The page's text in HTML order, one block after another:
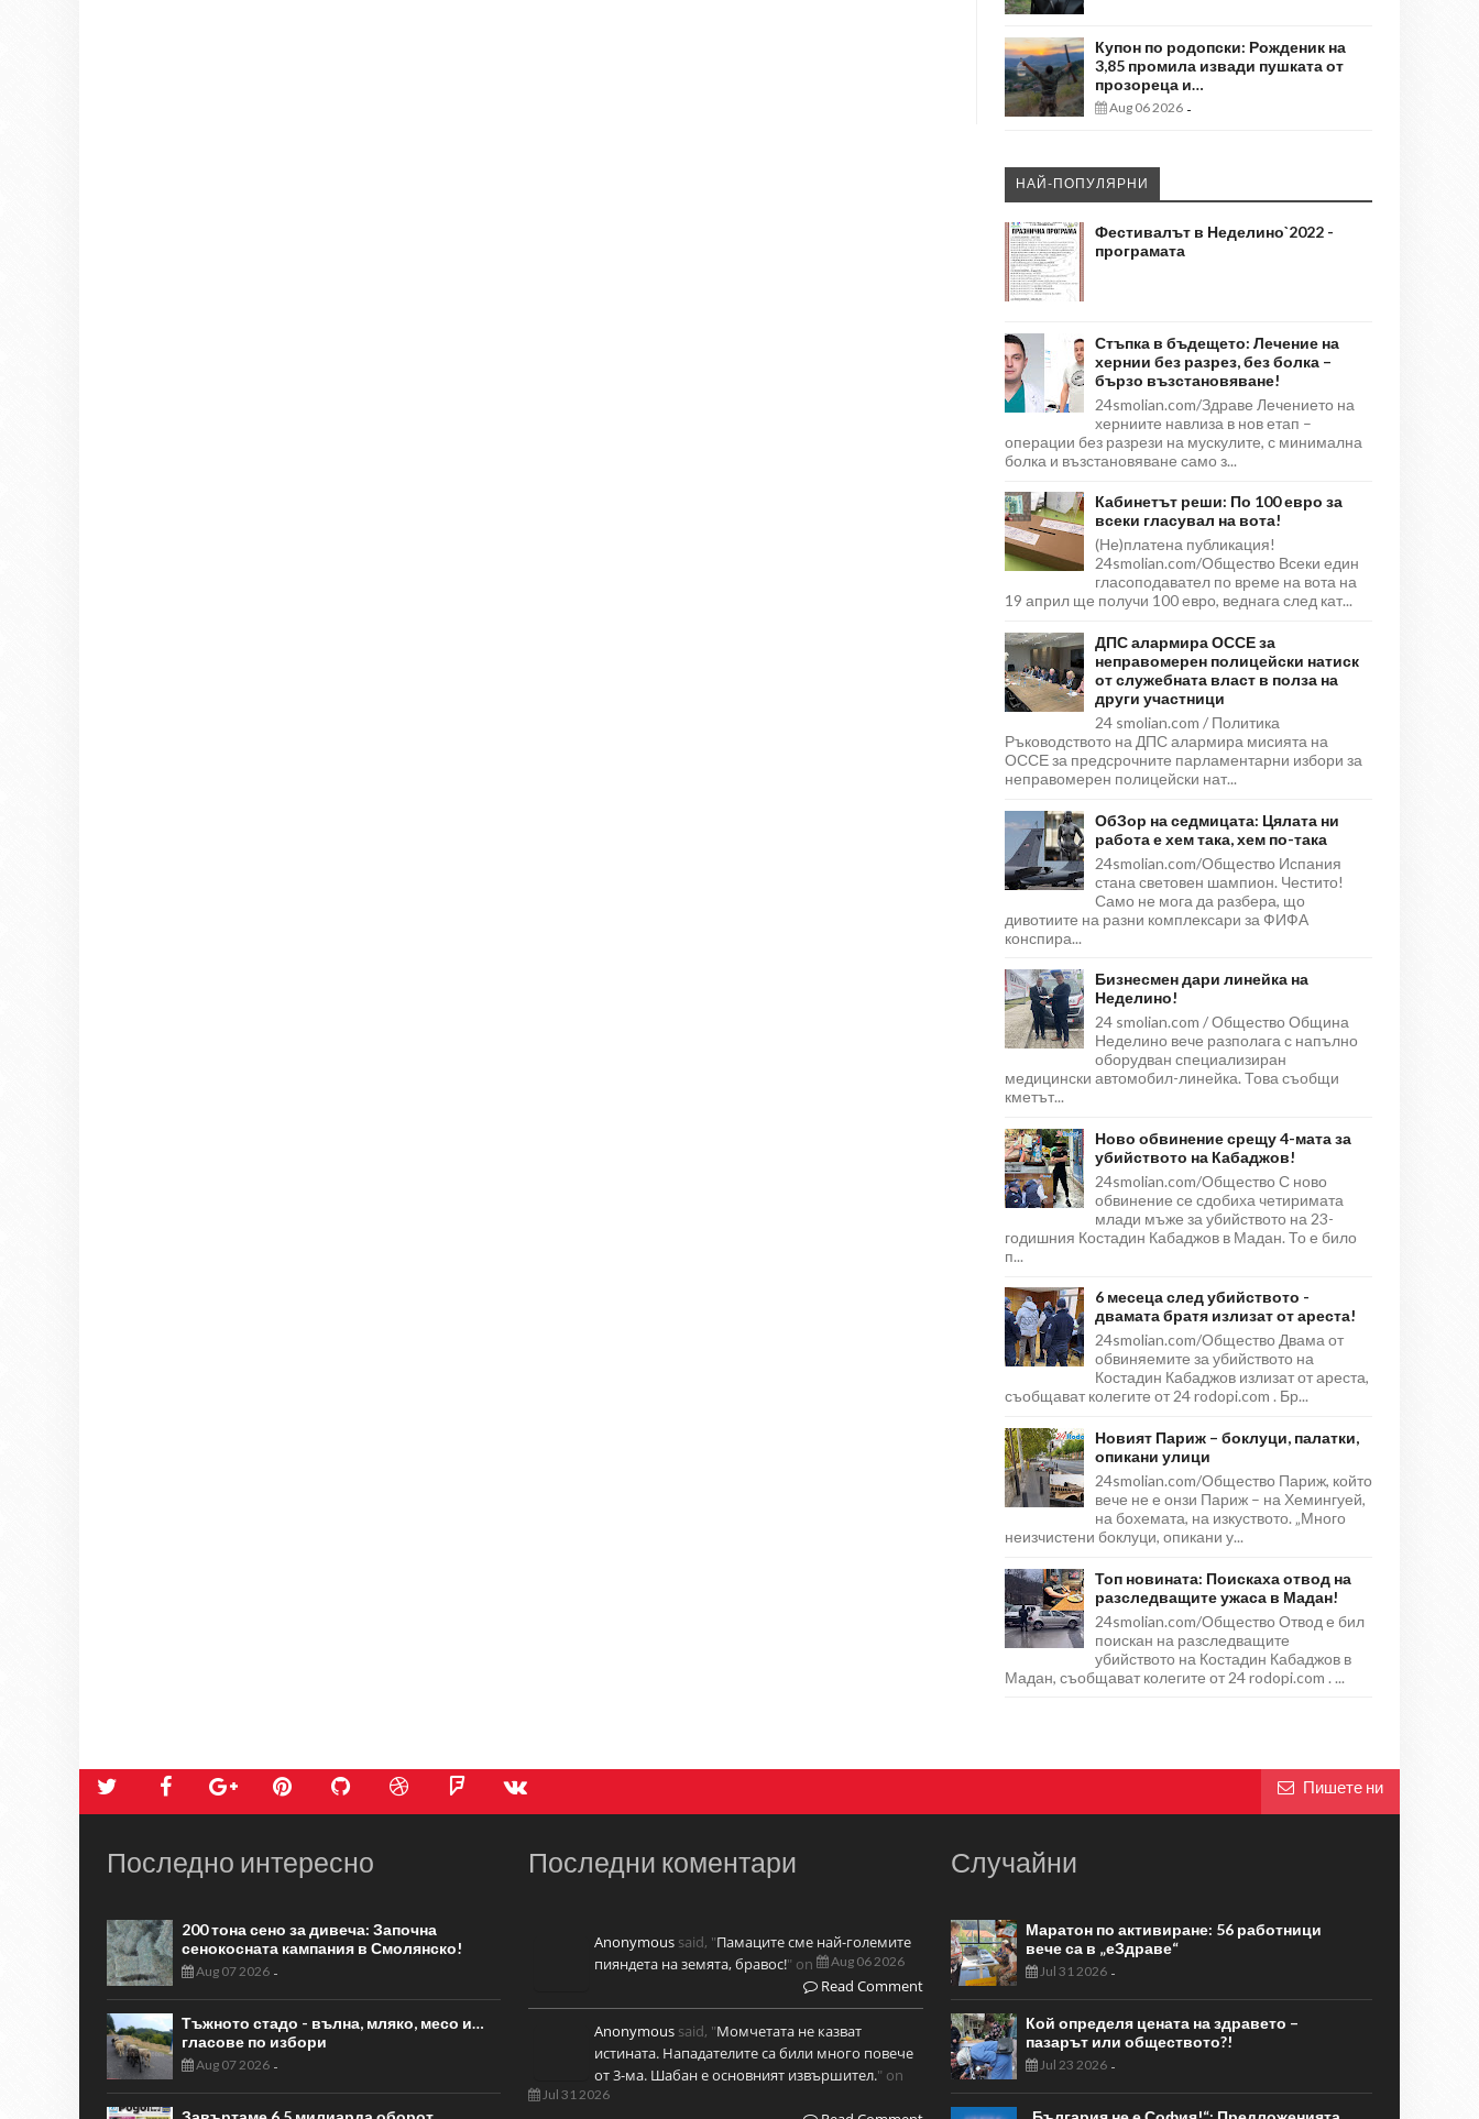
Купон по родопски: Рожденик на
3,85 промила извади пушката от
прозореца и…
Aug 06 2026 -
НАЙ-ПОПУЛЯРНИ
Фестивалът в Неделино`2022 -
програмата
Стъпка в бъдещето: Лечение на
хернии без разрез, без болка –
бързо възстановяване!
24smolian.com/Здраве Лечението на
херниите навлиза в нов етап –
операции без разрези на мускулите, с минимална
болка и възстановяване само з...
Кабинетът реши: По 100 евро за
всеки гласувал на вота!
(Не)платена публикация!
24smolian.com/Общество Всеки един
гласоподавател по време на вота на
19 април ще получи 100 евро, веднага след кат...
ДПС алармира ОССЕ за
неправомерен полицейски натиск
от служебната власт в полза на
други участници
24 smolian.com / Политика
Ръководството на ДПС алармира мисията на
ОССЕ за предсрочните парламентарни избори за
неправомерен полицейски нат...
ОбЗор на седмицата: Цялата ни
работа е хем така, хем по-така
24smolian.com/Общество Испания
стана световен шампион. Честито!
Само не мога да разбера, що
дивотиите на разни комплексари за ФИФА
конспира...
Бизнесмен дари линейка на
Неделино!
24 smolian.com / Общество Община
Неделино вече разполага с напълно
оборудван специализиран
медицински автомобил-линейка. Това съобщи
кметът...
Ново обвинение срещу 4-мата за
убийството на Кабаджов!
24smolian.com/Общество С ново
обвинение се сдобиха четиримата
млади мъже за убийството на 23-
годишния Костадин Кабаджов в Мадан. То е било
п...
6 месеца след убийството -
двамата братя излизат от ареста!
24smolian.com/Общество Двама от
обвиняемите за убийството на
Костадин Кабаджов излизат от ареста,
съобщават колегите от 24 rodopi.com . Бр...
Новият Париж – боклуци, палатки,
опикани улици
24smolian.com/Общество Париж, който
вече не е онзи Париж – на Хемингуей,
на бохемата, на изкуството. „Много
неизчистени боклуци, опикани у...
Топ новината: Поискаха отвод на
разследващите ужаса в Мадан!
24smolian.com/Общество Отвод е бил
поискан на разследващите
убийството на Костадин Кабаджов в
Мадан, съобщават колегите от 24 rodopi.com . ...
Пишете ни
Последно интересно
200 тона сено за дивеча: Започна
сенокосната кампания в Смолянско!
Aug 07 2026 -
Тъжното стадо - вълна, мляко, месо и…
гласове по избори
Aug 07 2026 -
Последни коментари
Anonymous said, "Памаците сме най-големите
пияндета на земята, бравос!" on Aug 06 2026
Read Comment
Anonymous said, "Момчетата не казват
истината. Нападателите са били много повече
от 3-ма. Шабан е основният извършител." on
Jul 31 2026
Случайни
Маратон по активиране: 56 работници
вече са в „еЗдраве“
Jul 31 2026-
Кой определя цената на здравето –
пазарът или обществото?!
Jul 23 2026-